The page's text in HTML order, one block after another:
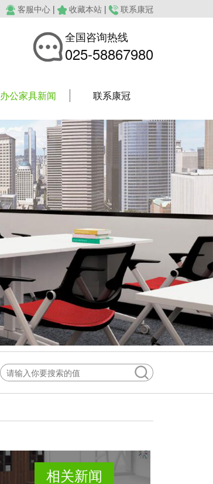
客服中心 | 收藏本站 | 联系康冠
全国咨询热线
025-58867980
办公家具新闻 联系康冠
相关新闻